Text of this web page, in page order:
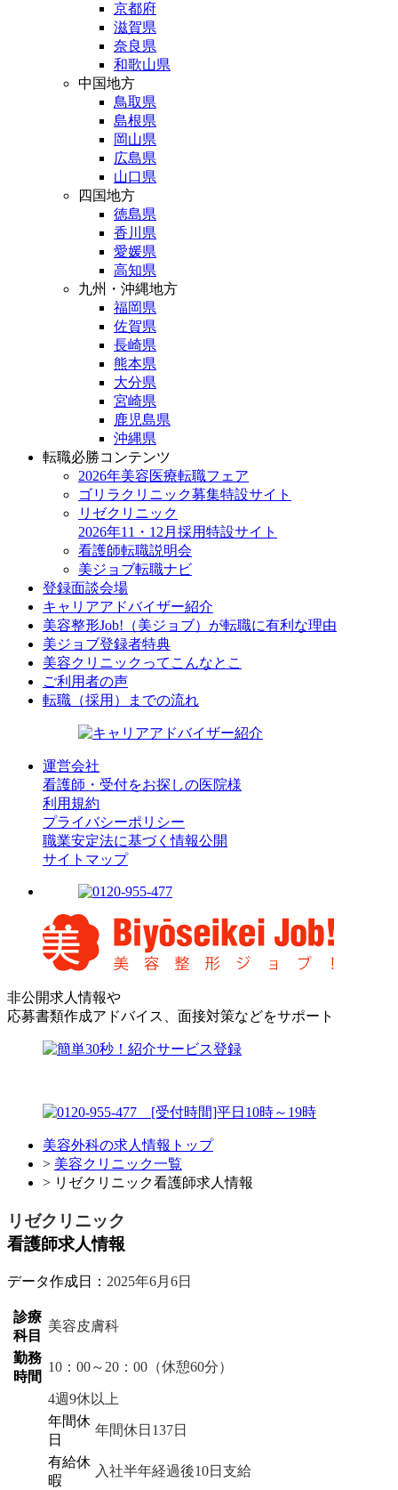
京都府
滋賀県
奈良県
和歌山県
中国地方
鳥取県
島根県
岡山県
広島県
山口県
四国地方
徳島県
香川県
愛媛県
高知県
九州・沖縄地方
福岡県
佐賀県
長崎県
熊本県
大分県
宮崎県
鹿児島県
沖縄県
転職必勝コンテンツ
2026年美容医療転職フェア
ゴリラクリニック募集特設サイト
リゼクリニック
2026年11・12月採用特設サイト
看護師転職説明会
美ジョブ転職ナビ
登録面談会場
キャリアアドバイザー紹介
美容整形Job!（美ジョブ）が転職に有利な理由
美ジョブ登録者特典
美容クリニックってこんなとこ
ご利用者の声
転職（採用）までの流れ
運営会社
看護師・受付をお探しの医院様
利用規約
プライバシーポリシー
職業安定法に基づく情報公開
サイトマップ
非公開求人情報や
応募書類作成アドバイス、面接対策などをサポート
美容外科の求人情報トップ
> 美容クリニック一覧
> リゼクリニック看護師求人情報
リゼクリニック
看護師求人情報
データ作成日： 2025年6月6日
診療
科目
美容皮膚科
勤務
時間
10：00～20：00（休憩60分）
4週9休以上
年間休
日
年間休日137日
有給休
暇
入社半年経過後10日支給